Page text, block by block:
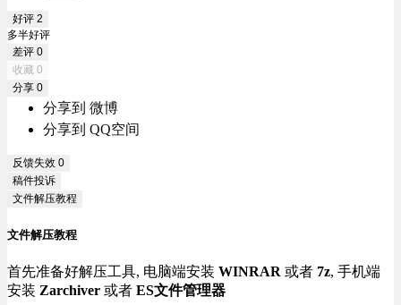
好评 2
多半好评
差评 0
收藏 0
分享 0
分享到 微博
分享到 QQ空间
反馈失效 0
稿件投诉
文件解压教程
文件解压教程
首先准备好解压工具, 电脑端安装 WINRAR 或者 7z, 手机端
安装 Zarchiver 或者 ES文件管理器